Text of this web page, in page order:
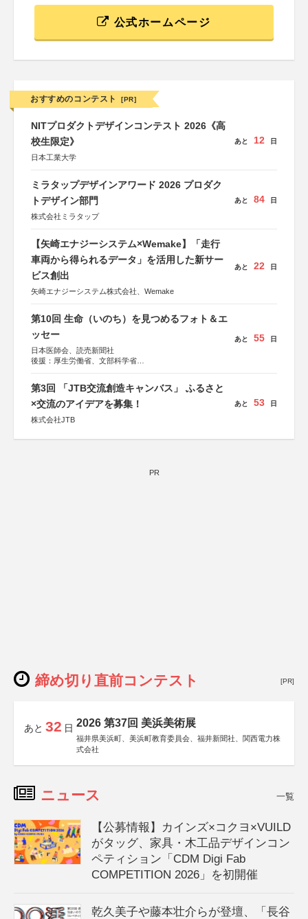
公式ホームページ
おすすめのコンテスト [PR]
NITプロダクトデザインコンテスト 2026《高
校生限定》
日本工業大学
あと 12 日
ミラタップデザインアワード 2026 プロダク
トデザイン部門
株式会社ミラタップ
あと 84 日
【矢崎エナジーシステム×Wemake】「走行
車両から得られるデータ」を活用した新サー
ビス創出
矢崎エナジーシステム株式会社、Wemake
あと 22 日
第10回 生命（いのち）を見つめるフォト＆エ
ッセー
日本医師会、読売新聞社
後援：厚生労働省、文部科学省
しん生命保険株式会社
あと 55 日
第3回 「JTB交流創造キャンバス」 ふるさと
×交流のアイデアを募集！
株式会社JTB
あと 53 日
PR
締め切り直前コンテスト [PR]
あと 32 日 2026 第37回 美浜美術展
福井県美浜町、美浜町教育委員会、福井新聞社、関西電力株
式会社
ニュース 一覧
【公募情報】カインズ×コクヨ×VUILD
がタッグ、家具・木工品デザインコン
ペティション「CDM Digi Fab
COMPETITION 2026」を初開催
乾久美子や藤本壮介らが登壇、「長谷